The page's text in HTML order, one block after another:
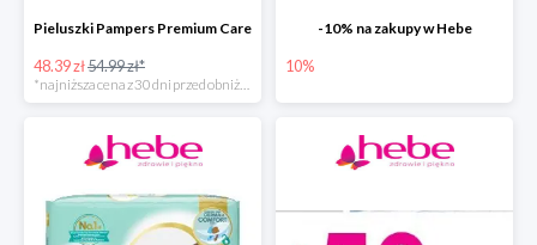
Pieluszki Pampers Premium Care
48.39 zł54.99 zł*
-10% na zakupy w Hebe
10%